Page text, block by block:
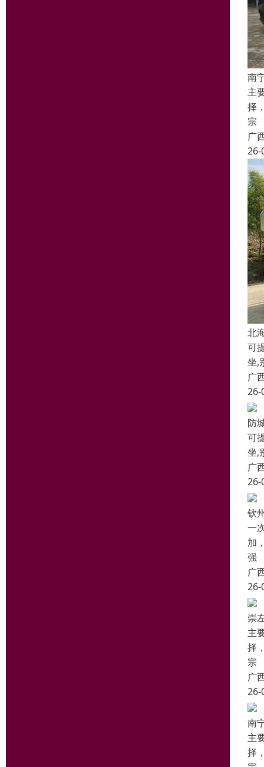
南
主
择
宗
广
26-
北
可
坐,
广
26-
防
可
坐,
广
26-
钦
一
加
强
广
26-
崇
主
择
宗
广
26-
南
主
择